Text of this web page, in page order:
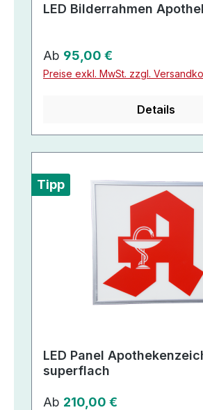
LED Bilderrahmen
Regulärer Preis:
Ab 95,00 €
Preise exkl. MwSt. zzgl.
Details
Tipp
LED Panel
superflach
Regulärer Preis:
Ab 210,00 €